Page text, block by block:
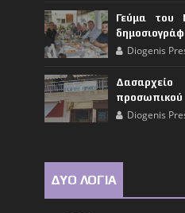
Γεύμα του
Diogenis
προσωπικού
Diogenis
ΔΥΟ ΛΟΓΙΑ